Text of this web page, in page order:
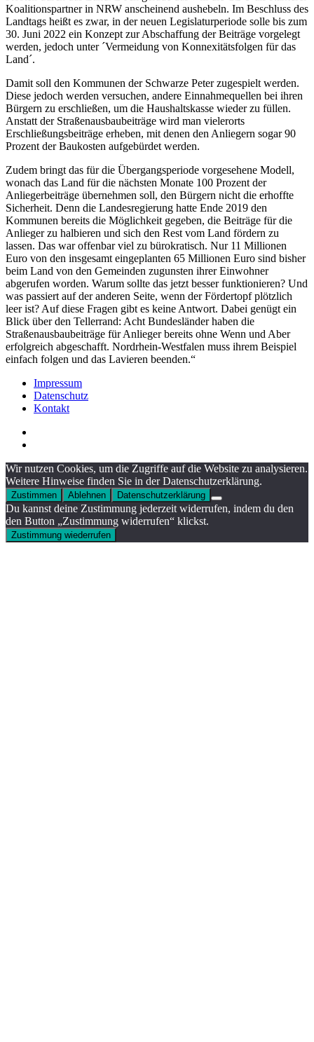
Koalitionspartner in NRW anscheinend aushebeln. Im Beschluss des
Landtags heißt es zwar, in der neuen Legislaturperiode solle bis zum
30. Juni 2022 ein Konzept zur Abschaffung der Beiträge vorgelegt
werden, jedoch unter ´Vermeidung von Konnexitätsfolgen für das
Land´.
Damit soll den Kommunen der Schwarze Peter zugespielt werden.
Diese jedoch werden versuchen, andere Einnahmequellen bei ihren
Bürgern zu erschließen, um die Haushaltskasse wieder zu füllen.
Anstatt der Straßenausbaubeiträge wird man vielerorts
Erschließungsbeiträge erheben, mit denen den Anliegern sogar 90
Prozent der Baukosten aufgebürdet werden.
Zudem bringt das für die Übergangsperiode vorgesehene Modell,
wonach das Land für die nächsten Monate 100 Prozent der
Anliegerbeiträge übernehmen soll, den Bürgern nicht die erhoffte
Sicherheit. Denn die Landesregierung hatte Ende 2019 den
Kommunen bereits die Möglichkeit gegeben, die Beiträge für die
Anlieger zu halbieren und sich den Rest vom Land fördern zu
lassen. Das war offenbar viel zu bürokratisch. Nur 11 Millionen
Euro von den insgesamt eingeplanten 65 Millionen Euro sind bisher
beim Land von den Gemeinden zugunsten ihrer Einwohner
abgerufen worden. Warum sollte das jetzt besser funktionieren? Und
was passiert auf der anderen Seite, wenn der Fördertopf plötzlich
leer ist? Auf diese Fragen gibt es keine Antwort. Dabei genügt ein
Blick über den Tellerrand: Acht Bundesländer haben die
Straßenausbaubeiträge für Anlieger bereits ohne Wenn und Aber
erfolgreich abgeschafft. Nordrhein-Westfalen muss ihrem Beispiel
einfach folgen und das Lavieren beenden.“
Impressum
Datenschutz
Kontakt
Wir nutzen Cookies, um die Zugriffe auf die Website zu analysieren.
Weitere Hinweise finden Sie in der Datenschutzerklärung.
Zustimmen Ablehnen Datenschutzerklärung
Du kannst deine Zustimmung jederzeit widerrufen, indem du den
den Button „Zustimmung widerrufen“ klickst.
Zustimmung wiederrufen